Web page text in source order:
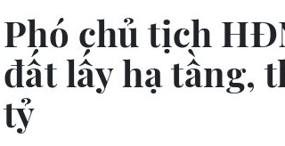
Phó chủ tịch
đất lấy hạ tầng,
tỷ